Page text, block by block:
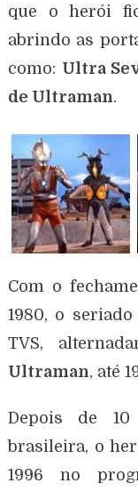
que o herói
abrindo as
como: Ultra
de Ultraman.
Com o
1980, o
TVS,
Ultraman, até
Depois de
brasileira, o
1996 no